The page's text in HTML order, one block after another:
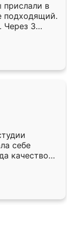
прислали в
подходящий.
Через 3
Остались
себе
качеством
уже почти